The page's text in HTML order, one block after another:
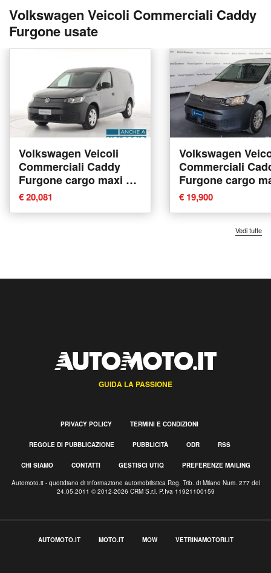
Volkswagen Veicoli Commerciali Caddy
Furgone usate
Volkswagen Veicoli
Commerciali Caddy
Furgone cargo maxi 2.0
tdi scr 102cv Business
del 2024 usata a
Alessandria
€ 20,081
Volkswagen
Commerciali
Furgone cargo
tdi scr 102cv
del 2023 usata a
Palermo
€ 19,900
Vedi tutte
GUIDA LA PASSIONE
PRIVACY POLICY TERMINI E CONDIZIONI
REGOLE DI PUBBLICAZIONE PUBBLICITÀ ODR RSS
CHI SIAMO CONTATTI GESTISCI UTIQ PREFERENZE MAILING
Automoto.it - quotidiano di informazione automobilistica Reg. Trib. di Milano Num. 277 del
24.05.2011 © 2012-2026 CRM S.r.l. P.Iva 11921100159
AUTOMOTO.IT MOTO.IT MOW VETRINAMOTORI.IT